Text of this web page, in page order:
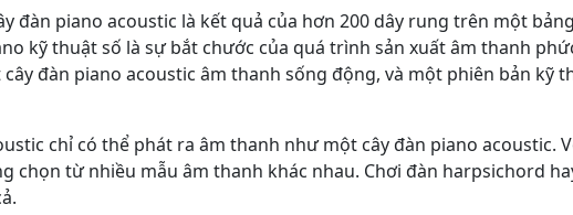
đàn piano acoustic là kết quả của hơn 200 dây rung trên một
kỹ thuật số là sự bắt chước của quá trình sản xuất âm thanh
đàn piano acoustic âm thanh sống động, và một phiên bản kỹ
chỉ có thể phát ra âm thanh như một cây đàn piano acoustic.
chọn từ nhiều mẫu âm thanh khác nhau. Chơi đàn harpsichord